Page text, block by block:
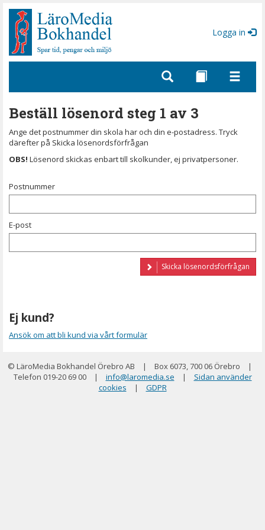
Gå
sidinnehåll
Logga in
Beställ lösenord steg 1 av 3
Ange det postnummer din skola har och din e-postadress. Tryck
därefter på Skicka lösenordsförfrågan
OBS! Lösenord skickas enbart till skolkunder, ej privatpersoner.
Postnummer
E-post
Skicka lösenordsförfrågan
Ej kund?
Ansök om att bli kund via vårt formulär
© LäroMedia Bokhandel Örebro AB | Box 6073, 700 06 Örebro
|
Telefon 019-20 69 00
| info@laromedia.se |
Sidan använder
cookies
| GDPR